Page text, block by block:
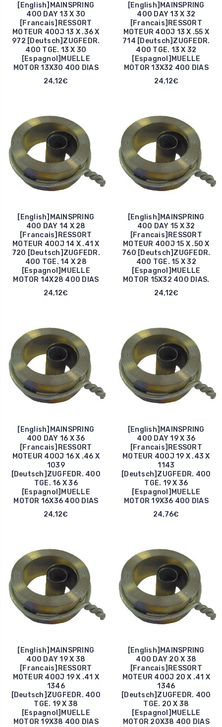
[English]MAINSPRING
400 DAY 13 X 30
[Francais]RESSORT
MOTEUR 400J 13 X .36 X
972 [Deutsch]ZUGFEDR.
400 TGE. 13 X 30
[Espagnol]MUELLE
MOTOR 13X30 400 DIAS
24,12€
[English]MAINSPRING
400 DAY 13 X 32
[Francais]RESSORT
MOTEUR 400J 13 X .55 X
714 [Deutsch]ZUGFEDR.
400 TGE. 13 X 32
[Espagnol]MUELLE
MOTOR 13X32 400 DIAS
24,12€
[English]MAINSPRING
400 DAY 14 X 28
[Francais]RESSORT
MOTEUR 400J 14 X .41 X
720 [Deutsch]ZUGFEDR.
400 TGE. 14 X 28
[Espagnol]MUELLE
MOTOR 14X28 400 DIAS
24,12€
[English]MAINSPRING
400 DAY 15 X 32
[Francais]RESSORT
MOTEUR 400J 15 X .50 X
760 [Deutsch]ZUGFEDR.
400 TGE. 15 X 32
[Espagnol]MUELLE
MOTOR 15X32 400 DIAS.
24,12€
[English]MAINSPRING
400 DAY 16 X 36
[Francais]RESSORT
MOTEUR 400J 16 X .46 X
1039
[Deutsch]ZUGFEDR. 400
TGE. 16 X 36
[Espagnol]MUELLE
MOTOR 16X36 400 DIAS
24,12€
[English]MAINSPRING
400 DAY 19 X 36
[Francais]RESSORT
MOTEUR 400J 19 X .43 X
1143
[Deutsch]ZUGFEDR. 400
TGE. 19 X 36
[Espagnol]MUELLE
MOTOR 19X36 400 DIAS
24,76€
[English]MAINSPRING
400 DAY 19 X 38
[Francais]RESSORT
MOTEUR 400J 19 X .41 X
1346
[Deutsch]ZUGFEDR. 400
TGE. 19 X 38
[Espagnol]MUELLE
MOTOR 19X38 400 DIAS
[English]MAINSPRING
400 DAY 20 X 38
[Francais]RESSORT
MOTEUR 400J 20 X .41 X
1346
[Deutsch]ZUGFEDR. 400
TGE. 20 X 38
[Espagnol]MUELLE
MOTOR 20X38 400 DIAS